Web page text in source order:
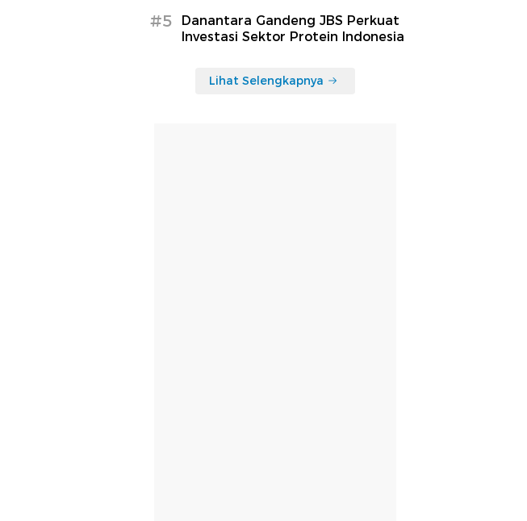
#5
Danantara Gandeng JBS Perkuat
Investasi Sektor Protein Indonesia
Lihat Selengkapnya